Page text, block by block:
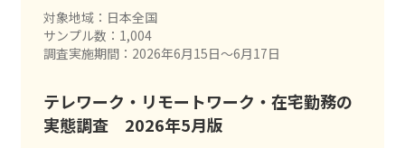
対象地域：日本全国
サンプル数：1,004
調査実施期間：2026年6月15日〜6月17日
テレワーク・リモートワーク・在宅勤務の
実態調査 2026年5月版